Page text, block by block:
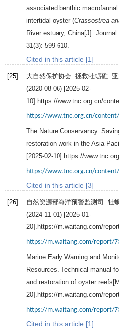
associated benthic
intertidal oyster (Crassostrea
River estuary, China[J]. Journal
31(3): 599-610.
Cited in this article [1]
[25]
大自然保护协会. 拯救牡蛎礁:
(2020-08-06) [2025-02-
10].https://www.tnc.org.cn/
https://www.tnc.org.cn/
The Nature Conservancy.
restoration work in the Asia-
[2025-02-10].https://
https://www.tnc.org.cn/
Cited in this article [3]
[26] 自然资源部海洋预警监测司. 牡
(2024-11-01) [2025-01-
20].https://m.waitang.com/
https://m.waitang.com/report/
Marine Early Warning and
Resources. Technical manual
and restoration of oyster reefs
20].https://m.waitang.com/
https://m.waitang.com/report/
Cited in this article [1]